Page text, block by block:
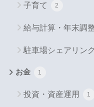
子育て 2
給与計算・年末調
駐車場シェアリン
お金 1
投資・資産運用 1